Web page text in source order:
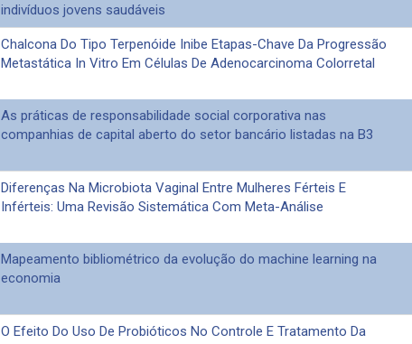
indivíduos jovens saudáveis
Chalcona Do Tipo Terpenóide Inibe Etapas-Chave Da Progressão
Metastática In Vitro Em Células De Adenocarcinoma Colorretal
As práticas de responsabilidade social corporativa nas
companhias de capital aberto do setor bancário listadas na B3
Diferenças Na Microbiota Vaginal Entre Mulheres Férteis E
Inférteis: Uma Revisão Sistemática Com Meta-Análise
Mapeamento bibliométrico da evolução do machine learning na
economia
O Efeito Do Uso De Probióticos No Controle E Tratamento Da